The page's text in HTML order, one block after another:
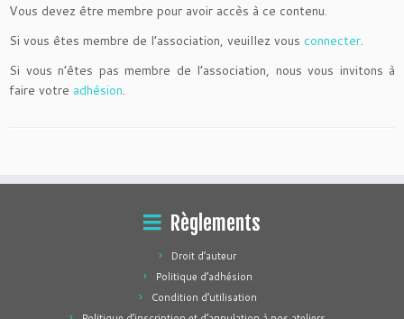
Vous devez être membre pour avoir accès à ce contenu.
Si vous êtes membre de l’association, veuillez vous connecter.
Si vous n’êtes pas membre de l’association, nous vous invitons à
faire votre adhésion.
Règlements
Droit d’auteur
Politique d’adhésion
Condition d’utilisation